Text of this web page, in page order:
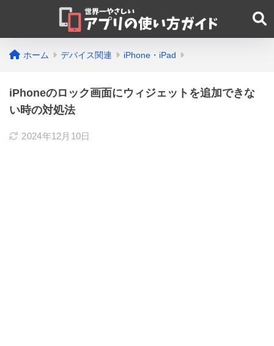
ホーム デバイス関連 iPhone・iPad
iPhoneのロック画面にウィジェットを追加できな
い時の対処法
2024年12月10日